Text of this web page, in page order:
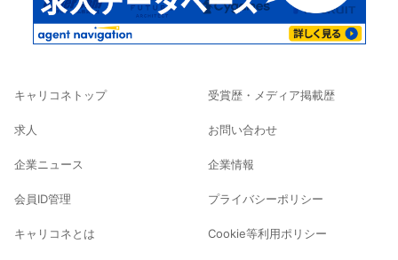
キャリコネトップ
求人
企業ニュース
会員ID管理
キャリコネとは
受賞歴・メディア掲載歴
お問い合わせ
企業情報
プライバシーポリシー
Cookie等利用ポリシー